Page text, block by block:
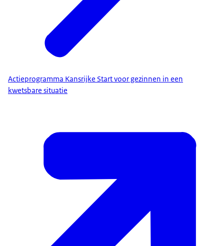
Actieprogramma Kansrijke Start voor gezinnen in een
kwetsbare situatie